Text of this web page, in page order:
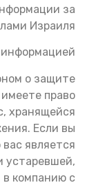
за
Израиля.
о защите
право
хранящейся
Если вы
является
устаревшей,
в компанию с